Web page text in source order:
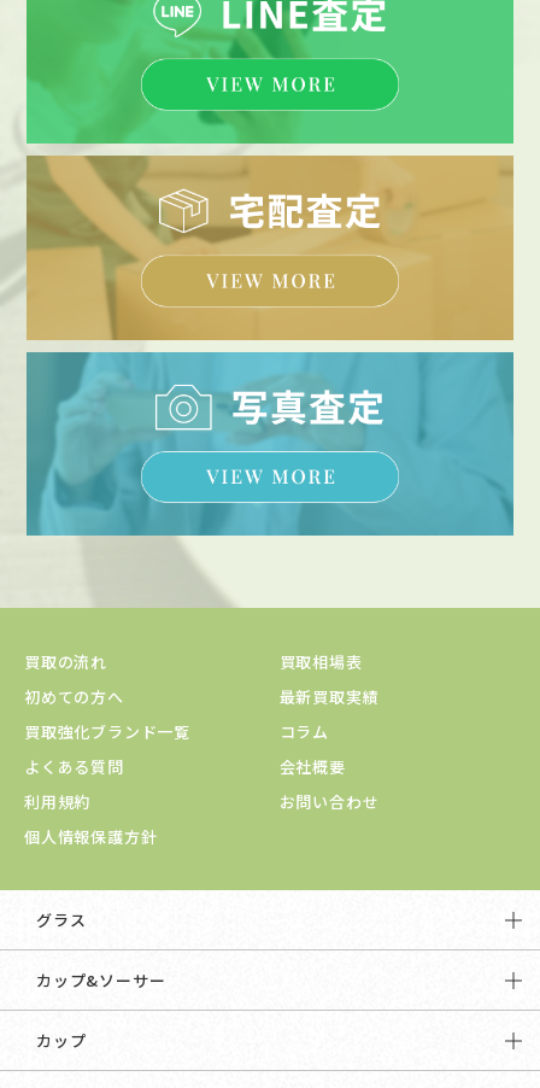
買取の流れ
買取相場表
初めての方へ
最新買取実績
買取強化ブランド一覧
コラム
よくある質問
会社概要
利用規約
お問い合わせ
個人情報保護方針
グラス
カップ&ソーサー
カップ